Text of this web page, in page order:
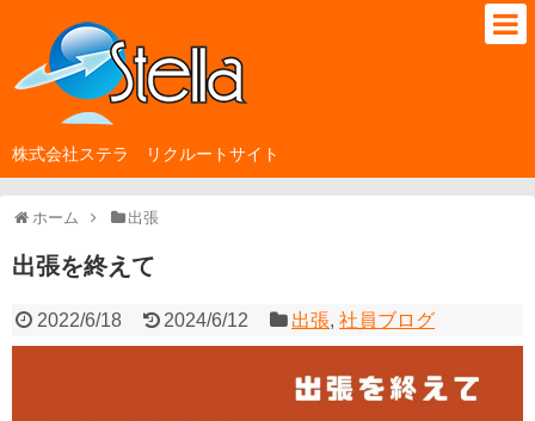
株式会社ステラ リクルートサイト
ホーム 出張
出張を終えて
2022/6/18 2024/6/12 出張,社員ブログ